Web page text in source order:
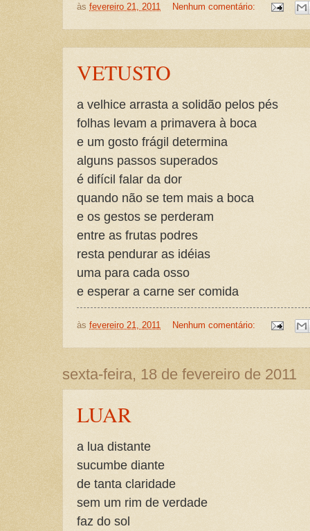
às fevereiro 21, 2011 Nenhum comentário:
VETUSTO
a velhice arrasta a solidão pelos pés
folhas levam a primavera à boca
e um gosto frágil determina
alguns passos superados
é difícil falar da dor
quando não se tem mais a boca
e os gestos se perderam
entre as frutas podres
resta pendurar as idéias
uma para cada osso
e esperar a carne ser comida
às fevereiro 21, 2011 Nenhum comentário:
sexta-feira, 18 de fevereiro de 2011
LUAR
a lua distante
sucumbe diante
de tanta claridade
sem um rim de verdade
faz do sol